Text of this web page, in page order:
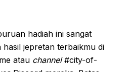
hadiah ini sangat
jepretan terbaikmu di
atau channel#city-of-